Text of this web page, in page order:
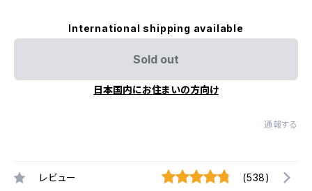
International shipping available
Sold out
日本国内にお住まいの方向け
通報する
レビュー (538)